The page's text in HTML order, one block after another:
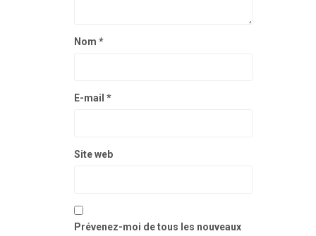
Nom *
E-mail *
Site web
Prévenez-moi de tous les nouveaux